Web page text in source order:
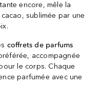
encore, mêle la
sublimée par une
coffrets de parfums
accompagnée
le corps. Chaque
parfumée avec une